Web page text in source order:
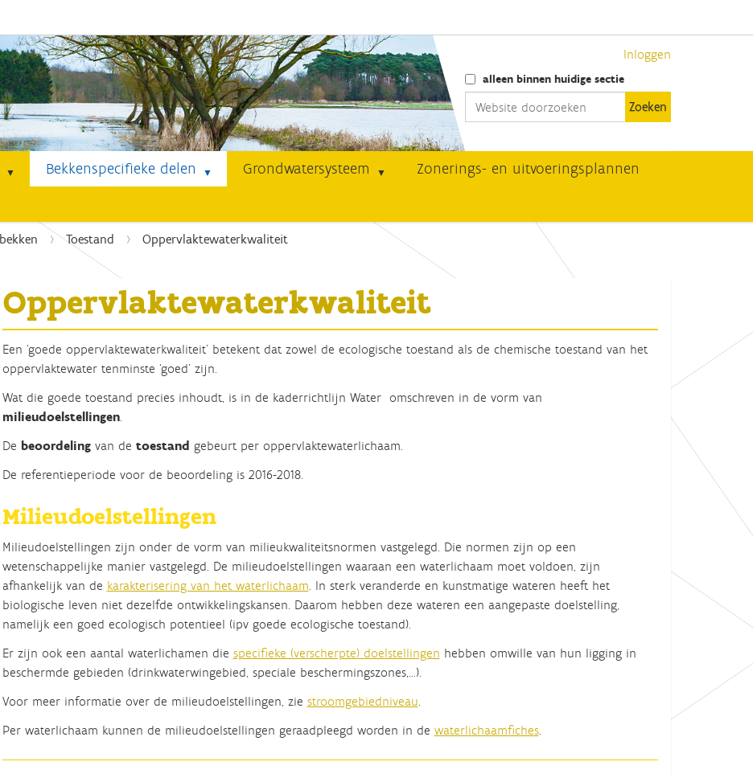
Zoekalleen binnen huidige sectie
Inloggen
Bekkenspecifieke delen Grondwatersysteem
Zonerings- en uitvoeringsplannen
Toestand Oppervlaktewaterkwaliteit
Oppervlaktewaterkwaliteit
Een ‘goede oppervlaktewaterkwaliteit’ betekent dat zowel de ecologische toestand als de chemische toestand van het
oppervlaktewater tenminste ‘goed’ zijn.
Wat die goede toestand precies inhoudt, is in de kaderrichtlijn Water omschreven in de vorm van
milieudoelstellingen.
De beoordelingvan de toestand gebeurt per oppervlaktewaterlichaam.
De referentieperiode voor de beoordeling is 2016-2018.
Milieudoelstellingen
Milieudoelstellingen zijn onder de vorm van milieukwaliteitsnormen vastgelegd. Die normen zijn op een
wetenschappelijke manier vastgelegd. De milieudoelstellingen waaraan een waterlichaam moet voldoen, zijn
afhankelijk van de karakterisering van het waterlichaam . In sterk veranderde en kunstmatige wateren heeft het
biologische leven niet dezelfde ontwikkelingskansen. Daarom hebben deze wateren een aangepaste doelstelling,
namelijk een goed ecologisch potentieel (ipv goede ecologische toestand).
Er zijn ook een aantal waterlichamen die specifieke (verscherpte) doelstellingen hebben omwille van hun ligging in
beschermde gebieden (drinkwaterwingebied, speciale beschermingszones,…).
Voor meer informatie over de milieudoelstellingen, zie stroomgebiedniveau
Per waterlichaam kunnen de milieudoelstellingen geraadpleegd worden in de waterlichaamfiches.